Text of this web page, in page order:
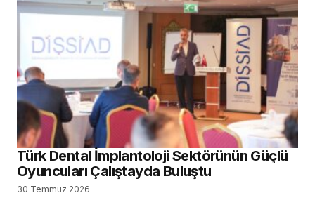
Türk Dental İmplantoloji Sektörünün Güçlü
Oyuncuları Çalıştayda Buluştu
30 Temmuz 2026